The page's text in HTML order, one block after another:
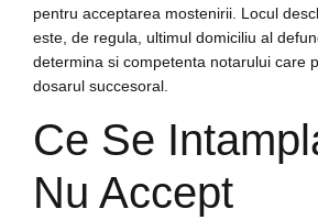
pentru acceptarea mostenirii. Locul
este, de regula, ultimul domiciliu al
determina si competenta notarului care
dosarul succesoral.
Ce Se
Nu Accept